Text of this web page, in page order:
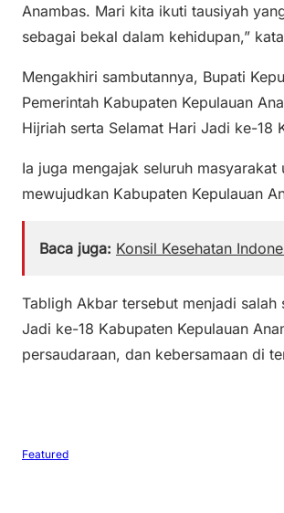
Anambas. Mari kita ikuti tausiyah
sebagai bekal dalam kehidupan,”
Mengakhiri sambutannya, Bupati
Pemerintah Kabupaten Kepulauan
Hijriah serta Selamat Hari Jadi ke-18
Ia juga mengajak seluruh
mewujudkan Kabupaten Kepulauan
Baca juga: Konsil Kesehatan
Tabligh Akbar tersebut menjadi
Jadi ke-18 Kabupaten Kepulauan
persaudaraan, dan kebersamaan di
Featured